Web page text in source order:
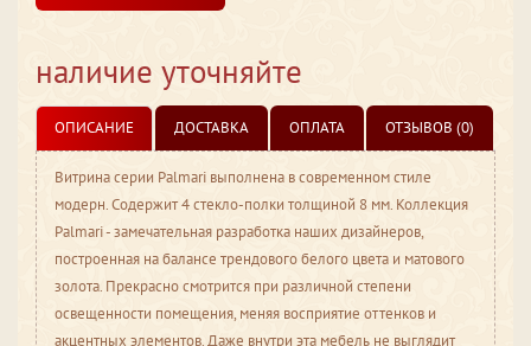
наличие уточняйте
ОПИСАНИЕ ДОСТАВКА ОПЛАТА ОТЗЫВОВ (0)
Витрина серии Palmari выполнена в современном стиле
модерн. Содержит 4 стекло-полки толщиной 8 мм. Коллекция
Palmari - замечательная разработка наших дизайнеров,
построенная на балансе трендового белого цвета и матового
золота. Прекрасно смотрится при различной степени
освещенности помещения, меняя восприятие оттенков и
акцентных элементов. Даже внутри эта мебель не выглядит